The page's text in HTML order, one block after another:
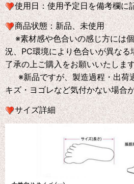
使用日：使用予定日を備考欄に
商品状態：新品、未使用
※素材感や色合いの感じ方には個
況、PC環境により色合いが異な
了承の上ご購入をお願いいたしま
※新品ですが、製造過程・出荷
キズ・ヨゴレなど気付かない場合
サイズ詳細